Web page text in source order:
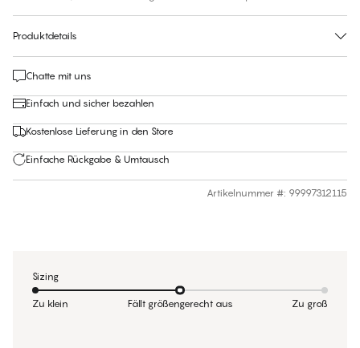
Produktdetails
Chatte mit uns
Einfach und sicher bezahlen
Kostenlose Lieferung in den Store
Einfache Rückgabe & Umtausch
Artikelnummer #: 99997312115
Sizing
Zu klein Fällt größengerecht aus Zu groß